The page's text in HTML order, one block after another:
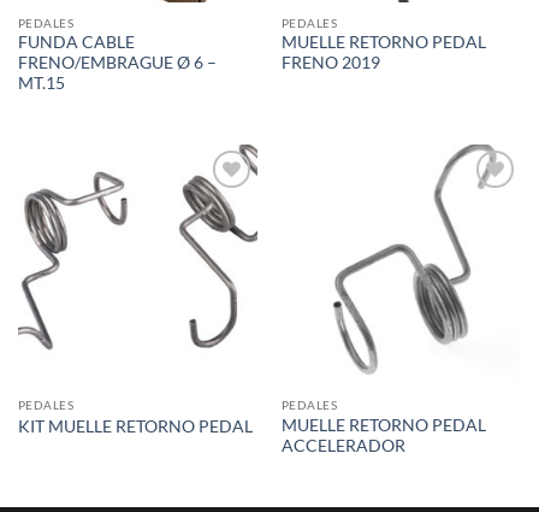
PEDALES
FUNDA CABLE
FRENO/EMBRAGUE Ø 6 –
MT.15
PEDALES
MUELLE RETORNO PEDAL
FRENO 2019
Add to
wishlist
PEDALES
KIT MUELLE RETORNO PEDAL
PEDALES
MUELLE RETORNO PEDAL
ACCELERADOR